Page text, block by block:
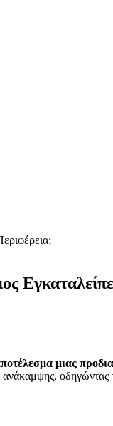
μιας
ανάκαμψης,